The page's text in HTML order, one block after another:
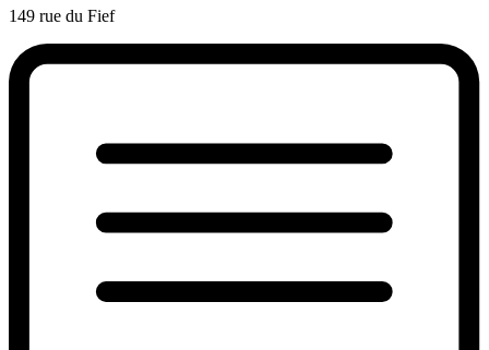
149 rue du Fief